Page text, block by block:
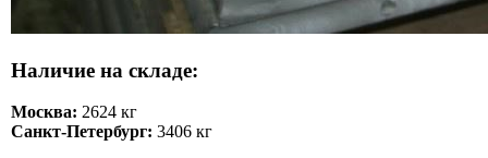
Наличие на складе:
Москва: 2624 кг
Санкт-Петербург: 3406 кг